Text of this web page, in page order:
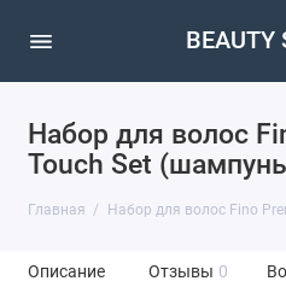
BEAUTY
Набор для волос
Touch Set
Главная Набор для волос Fino
Описание Отзывы 0